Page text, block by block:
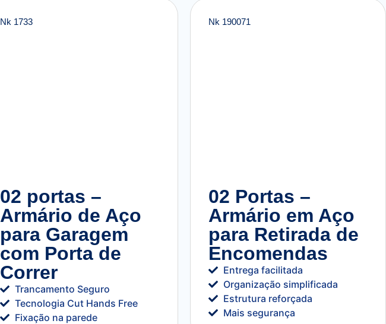
Nk 1733
02 portas –
Armário de Aço
para Garagem
com Porta de
Correr
Trancamento Seguro
Tecnologia Cut Hands Free
Fixação na parede
Nk 190071
02 Portas –
Armário em Aço
para Retirada de
Encomendas
Entrega facilitada
Organização simplificada
Estrutura reforçada
Mais segurança